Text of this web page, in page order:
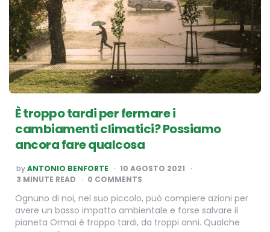
È troppo tardi per fermare i
cambiamenti climatici? Possiamo
ancora fare qualcosa
POSTED
BY
byANTONIO BENFORTE
10 AGOSTO 2021
3 MINUTE READ 0 COMMENTS
Ognuno di noi, nel suo piccolo, può compiere azioni per
avere un basso impatto ambientale e forse salvare il
pianeta Ormai è troppo tardi, da troppi anni. Qualche